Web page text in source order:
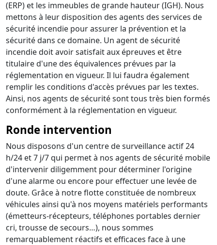
(ERP) et les immeubles de grande hauteur (IGH). Nous
mettons à leur disposition des agents des services de
sécurité incendie pour assurer la prévention et la
sécurité dans ce domaine. Un agent de sécurité
incendie doit avoir satisfait aux épreuves et être
titulaire d'une des équivalences prévues par la
réglementation en vigueur. Il lui faudra également
remplir les conditions d'accès prévues par les textes.
Ainsi, nos agents de sécurité sont tous très bien formés
conformément à la réglementation en vigueur.
Ronde intervention
Nous disposons d'un centre de surveillance actif 24
h/24 et 7 j/7 qui permet à nos agents de sécurité mobile
d'intervenir diligemment pour déterminer l'origine
d'une alarme ou encore pour effectuer une levée de
doute. Grâce à notre flotte constituée de nombreux
véhicules ainsi qu'à nos moyens matériels performants
(émetteurs-récepteurs, téléphones portables dernier
cri, trousse de secours…), nous sommes
remarquablement réactifs et efficaces face à une